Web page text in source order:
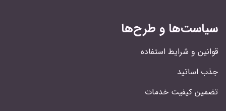
سیاست‌ها و طرح‌ها
قوانین و شرایط استفاده
جذب اساتید
تضمین کیفیت خدمات